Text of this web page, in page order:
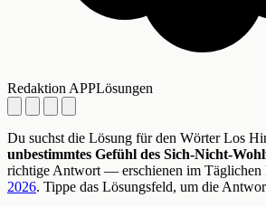
Redaktion APPLösungen
Du suchst die Lösung für den Wörter Los
unbestimmtes Gefühl des Sich-Nicht-
richtige Antwort — erschienen im Täglichen
2026. Tippe das Lösungsfeld, um die